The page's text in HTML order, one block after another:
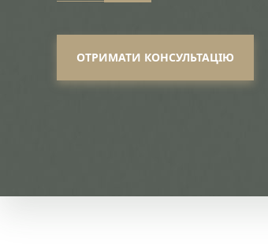
ОТРИМАТИ КОНСУЛЬТАЦІЮ